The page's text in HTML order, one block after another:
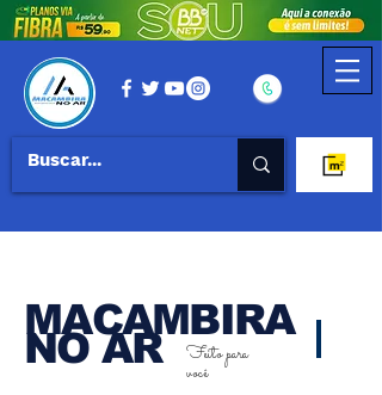
MACAMBIRA
NO AR
Feito para
você